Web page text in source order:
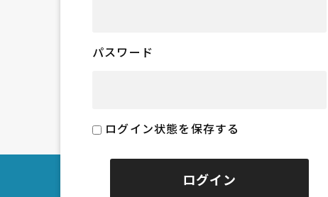
パスワード
ログイン状態を保存する